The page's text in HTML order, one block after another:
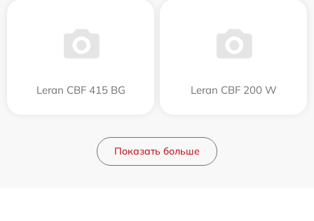
Leran CBF 415 BG Leran CBF 200 W
Показать больше